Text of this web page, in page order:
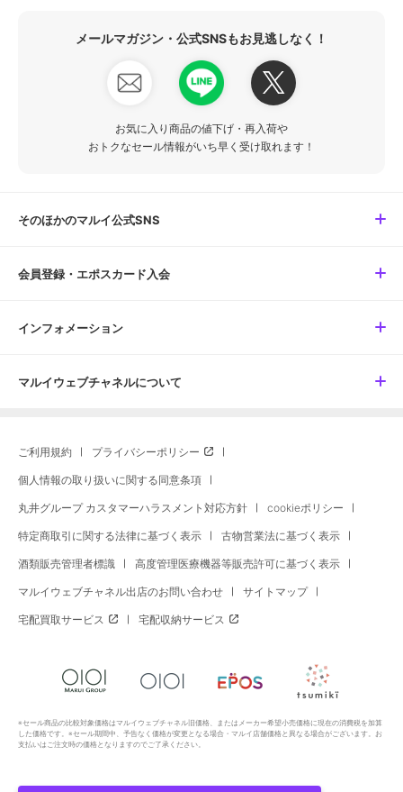
メールマガジン・公式SNSもお見逃しなく！
お気に入り商品の値下げ・再入荷や
おトクなセール情報がいち早く受け取れます！
そのほかのマルイ公式SNS
会員登録・エポスカード入会
インフォメーション
マルイウェブチャネルについて
ご利用規約 プライバシーポリシー
個人情報の取り扱いに関する同意条項
丸井グループ カスタマーハラスメント対応方針 cookieポリシー
特定商取引に関する法律に基づく表示 古物営業法に基づく表示
酒類販売管理者標識 高度管理医療機器等販売許可に基づく表示
マルイウェブチャネル出店のお問い合わせ サイトマップ
宅配買取サービス 宅配収納サービス
※セール商品の比較対象価格はマルイウェブチャネル旧価格、またはメーカー希望小売価格に現在の消費税を加算
した価格です。※セール期間中、予告なく価格が変更となる場合・マルイ店舗価格と異なる場合がございます。お
支払いはご注文時の価格となりますのでご了承ください。